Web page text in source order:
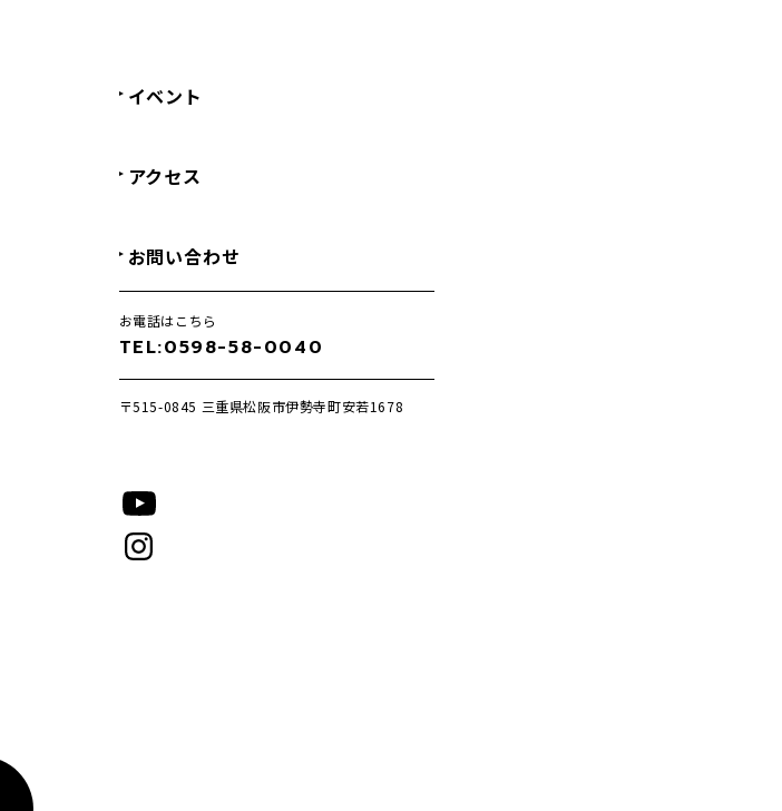
イベント
アクセス
お問い合わせ
お電話はこちら
TEL:0598-58-0040
〒515-0845 三重県松阪市伊勢寺町安若1678